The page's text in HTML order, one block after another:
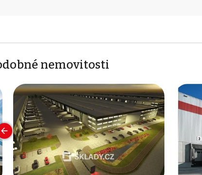
nemovitosti